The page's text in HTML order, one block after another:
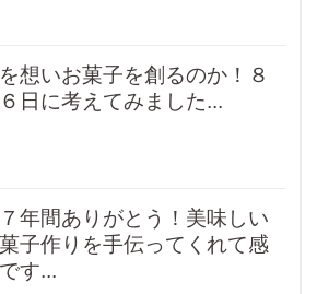
想いお菓子を創るのか！８
日に考えてみました...
年間ありがとう！美味しい
子作りを手伝ってくれて感
す...